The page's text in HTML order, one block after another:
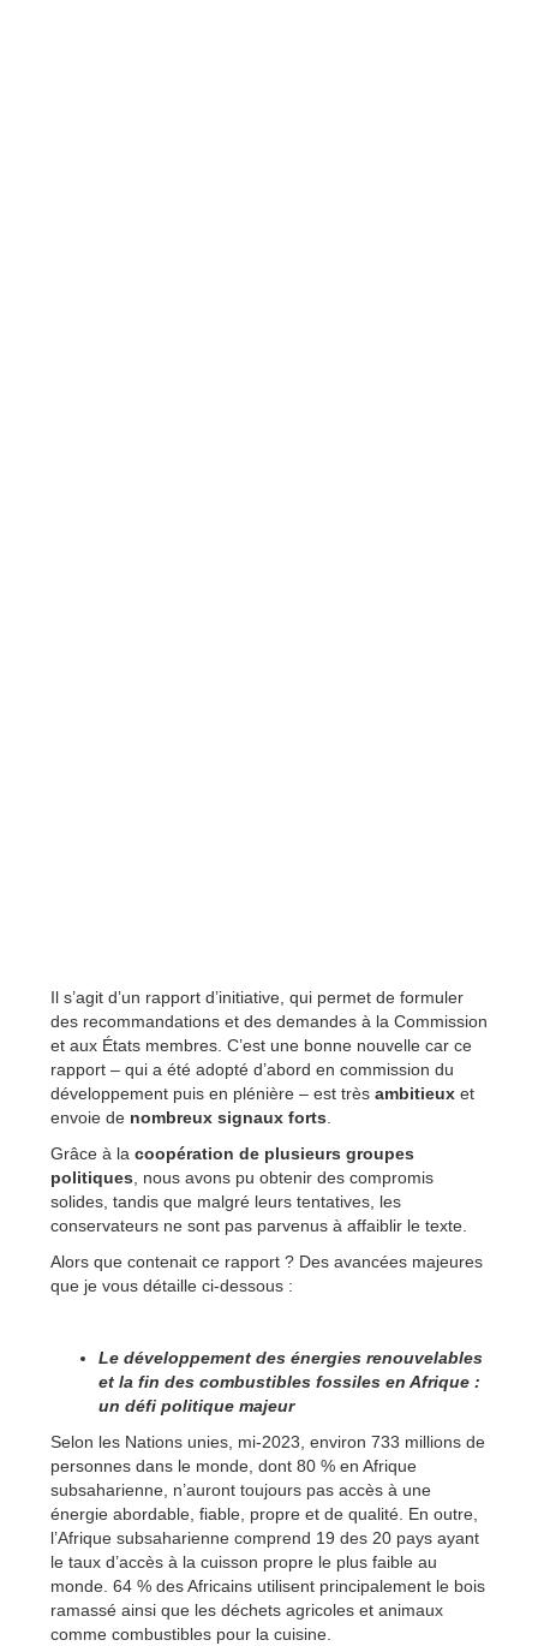
Il s’agit d’un rapport d’initiative, qui permet de formuler
des recommandations et des demandes à la Commission
et aux États membres. C’est une bonne nouvelle car ce
rapport – qui a été adopté d’abord en commission du
développement puis en plénière – est très ambitieux et
envoie de nombreux signaux forts
Grâce à la coopération de plusieurs groupes
politiques , nous avons pu obtenir des compromis
solides, tandis que malgré leurs tentatives, les
conservateurs ne sont pas parvenus à affaiblir le texte.
Alors que contenait ce rapport ? Des avancées majeures
que je vous détaille ci-dessous :
Le développement des énergies renouvelables
et la fin des combustibles fossiles en Afrique :
un défi politique majeur
Selon les Nations unies, mi-2023, environ 733 millions de
personnes dans le monde, dont 80 % en Afrique
subsaharienne, n’auront toujours pas accès à une
énergie abordable, fiable, propre et de qualité. En outre,
l’Afrique subsaharienne comprend 19 des 20 pays ayant
le taux d’accès à la cuisson propre le plus faible au
monde. 64 % des Africains utilisent principalement le bois
ramassé ainsi que les déchets agricoles et animaux
comme combustibles pour la cuisine.